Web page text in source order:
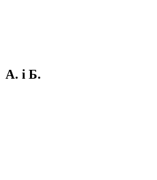
А. і Б.